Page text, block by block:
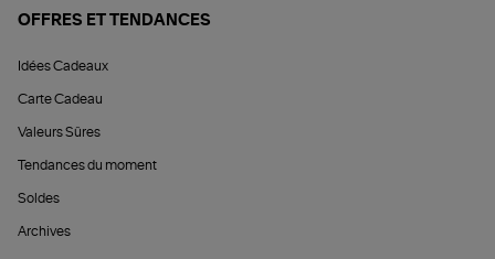
OFFRES ET TENDANCES
Idées Cadeaux
Carte Cadeau
Valeurs Sûres
Tendances du moment
Soldes
Archives